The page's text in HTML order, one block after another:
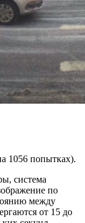
1056 попытках).
система
по
между
от 15 до